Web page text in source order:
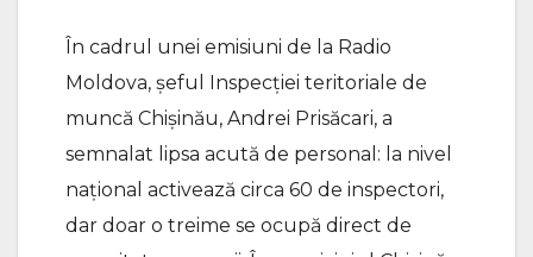
În cadrul unei emisiuni de la Radio
Moldova, șeful Inspecției teritoriale de
muncă Chișinău, Andrei Prisăcari, a
semnalat lipsa acută de personal: la nivel
național activează circa 60 de inspectori,
dar doar o treime se ocupă direct de